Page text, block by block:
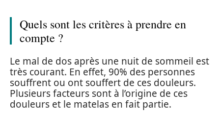
Quels sont les critères à prendre en
compte ?
Le mal de dos après une nuit de sommeil est
très courant. En effet, 90% des personnes
souffrent ou ont souffert de ces douleurs.
Plusieurs facteurs sont à l’origine de ces
douleurs et le matelas en fait partie.